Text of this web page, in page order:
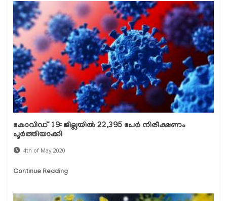
കോവിഡ് 19: ജില്ലയില്‍ 22,395 പേര്‍ നിരീക്ഷണം
പൂര്‍ത്തിയാക്കി
4th of May 2020
Continue Reading